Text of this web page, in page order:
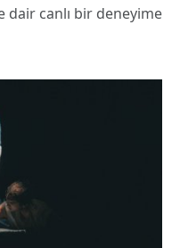
canlı bir deneyime